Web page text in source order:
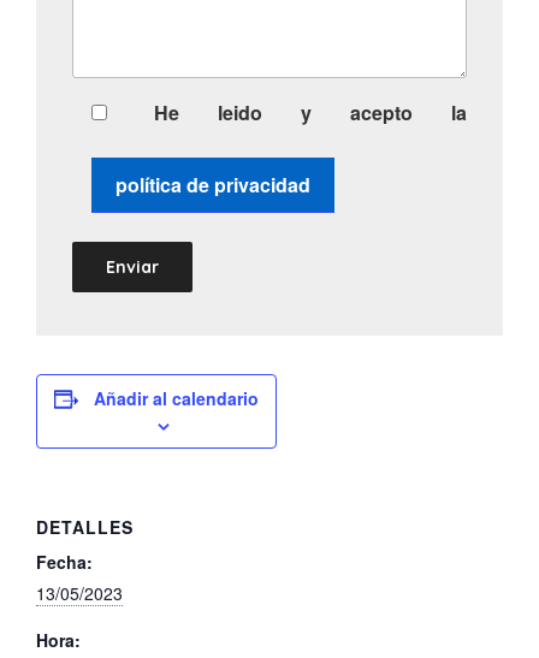
He leido y acepto la
política de privacidad
Añadir al calendario
DETALLES
Fecha:
13/05/2023
Hora: